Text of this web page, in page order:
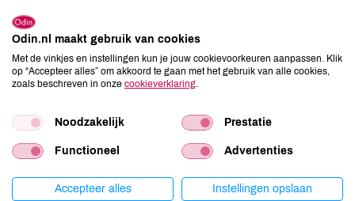
Allergenen
Aardnoten
kan bevatten
Gluten
niet aanwezig
Lactose
kan bevatten
niet aanwezig
Odin.nl maakt gebruik van cookies
Met de vinkjes en instellingen kun je jouw cookievoorkeuren aanpassen. Klik
op “Accepteer alles” om akkoord te gaan met het gebruik van alle cookies,
zoals beschreven in onze cookieverklaring
Noodzakelijk Prestatie
Functioneel Advertenties
Accepteer alles Instellingen opslaan